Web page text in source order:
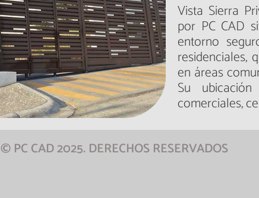
Vista Sierra
por PC CAD
entorno
residenciales,
en áreas
Su
comerciales,
© PC CAD 2025. DERECHOS RESERVADOS